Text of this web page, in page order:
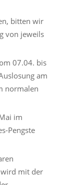
bitten wir
von jeweils
07.04. bis
am
normalen
im
Pengste
mit der